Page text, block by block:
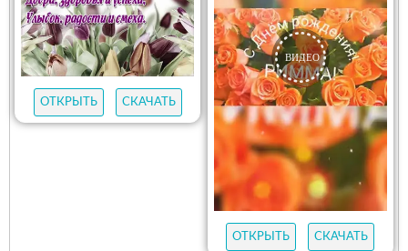
ОТКРЫТЬ СКАЧАТЬ
ОТКРЫТЬ СКАЧАТЬ